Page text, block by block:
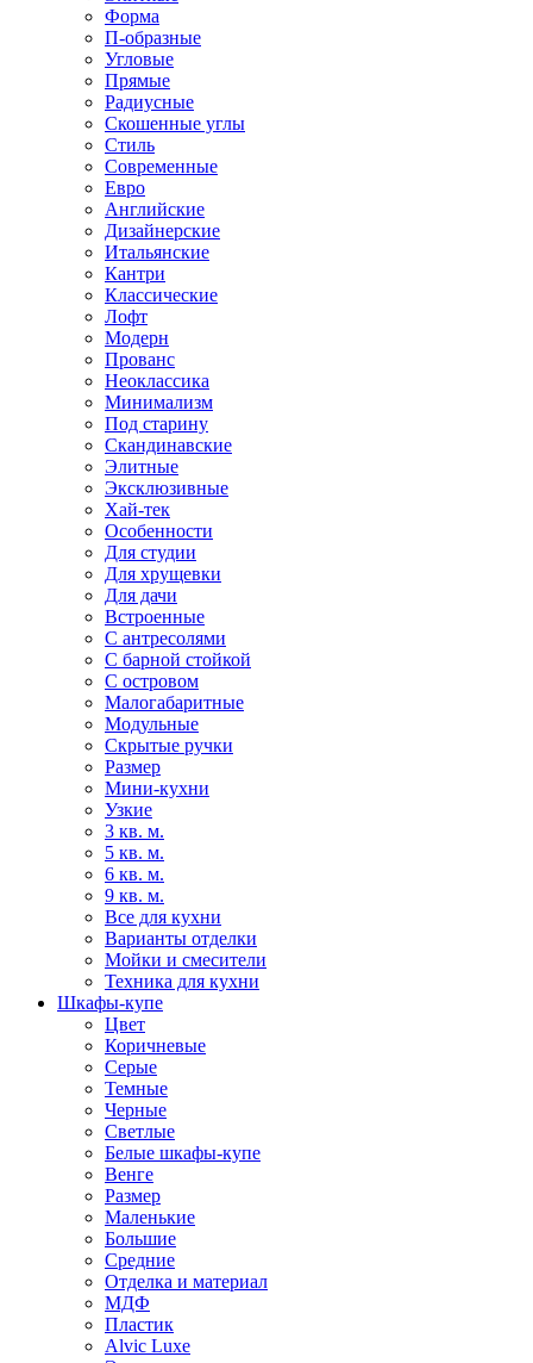
Форма
П-образные
Угловые
Прямые
Радиусные
Скошенные углы
Стиль
Современные
Евро
Английские
Дизайнерские
Итальянские
Кантри
Классические
Лофт
Модерн
Прованс
Неоклассика
Минимализм
Под старину
Скандинавские
Элитные
Эксклюзивные
Хай-тек
Особенности
Для студии
Для хрущевки
Для дачи
Встроенные
С антресолями
С барной стойкой
С островом
Малогабаритные
Модульные
Скрытые ручки
Размер
Мини-кухни
Узкие
3 кв. м.
5 кв. м.
6 кв. м.
9 кв. м.
Все для кухни
Варианты отделки
Мойки и смесители
Техника для кухни
Шкафы-купе
Цвет
Коричневые
Серые
Темные
Черные
Светлые
Белые шкафы-купе
Венге
Размер
Маленькие
Большие
Средние
Отделка и материал
МДФ
Пластик
Alvic Luxe